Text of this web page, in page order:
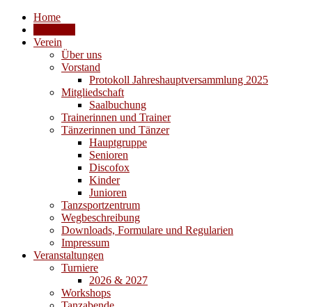
Home
Verein
Über uns
Vorstand
Protokoll Jahreshauptversammlung 2025
Mitgliedschaft
Saalbuchung
Trainerinnen und Trainer
Tänzerinnen und Tänzer
Hauptgruppe
Senioren
Discofox
Kinder
Junioren
Tanzsportzentrum
Wegbeschreibung
Downloads, Formulare und Regularien
Impressum
Veranstaltungen
Turniere
2026 & 2027
Workshops